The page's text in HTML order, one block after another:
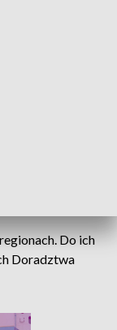
Do ich
Doradztwa